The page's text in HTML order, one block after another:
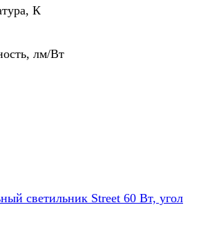
К
лм/Вт
светильник Street 60 Вт, угол